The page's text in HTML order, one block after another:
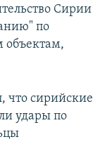
Сирии
по
объектам,
что сирийские
удары по